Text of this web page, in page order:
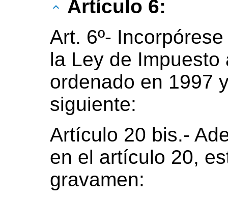
Artículo 6:
Art. 6º-
la Ley de
ordenado en 1997
siguiente:
Artículo 20 bis.-
en el artículo 20,
gravamen: